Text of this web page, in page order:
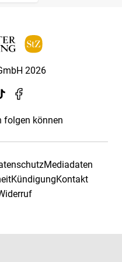
2026
folgen können
Mediadaten
KündigungKontakt